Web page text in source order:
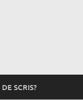
SCRIS?